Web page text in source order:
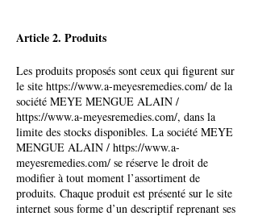
Article 2. Produits
Les produits proposés sont ceux qui figurent sur
le site https://www.a-meyesremedies.com/ de la
société MEYE MENGUE ALAIN /
https://www.a-meyesremedies.com/, dans la
limite des stocks disponibles. La société MEYE
MENGUE ALAIN / https://www.a-
meyesremedies.com/ se réserve le droit de
modifier à tout moment l’assortiment de
produits. Chaque produit est présenté sur le site
internet sous forme d’un descriptif reprenant ses